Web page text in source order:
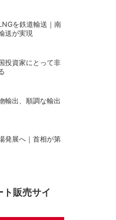
を鉄道輸送｜南
送が実現
投資家にとって非
輸出、順調な輸出
発展へ｜首相が第
販売サイ